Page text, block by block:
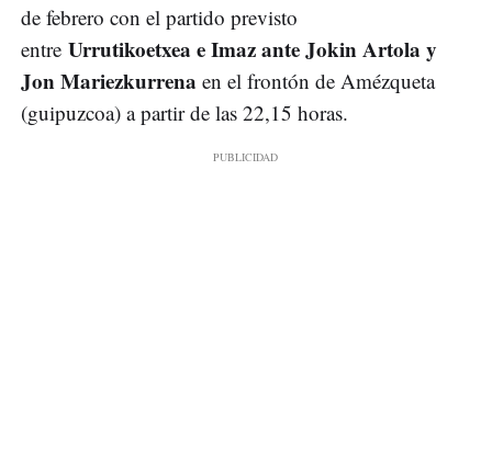
de febrero con el partido previsto
entre Urrutikoetxea e Imaz ante Jokin Artola y
Jon Mariezkurrena en el frontón de Amézqueta
(guipuzcoa) a partir de las 22,15 horas.